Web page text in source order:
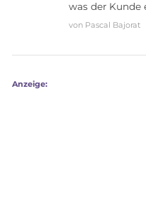
was der
von Pascal Bajorat
Anzeige: